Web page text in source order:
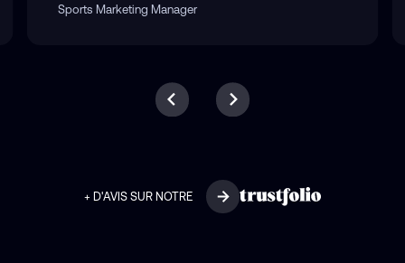
Sports Marketing Manager
+ D'AVIS SUR NOTRE